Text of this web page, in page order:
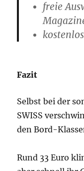
freie
Fazit
Selbst bei der
SWISS
den Bord-
Rund 33 Euro